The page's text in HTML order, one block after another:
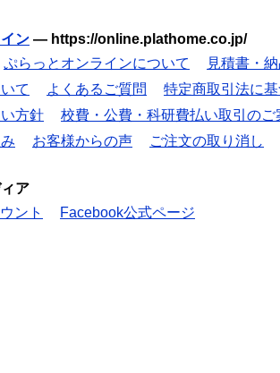
ン — https://online.plathome.co.jp/
ぷらっとオンラインについて
見積書・
て
よくあるご質問
特定商取引法に
方針
校費・公費・科研費払い取引のご
お客様からの声 ご注文の取り消し
ア
ント
Facebook公式ページ